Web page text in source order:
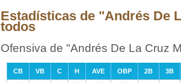
Estadísticas de "Andrés De
todos
Ofensiva de "Andrés De La Cruz
CB VB C H AVE OBP 2B 3B